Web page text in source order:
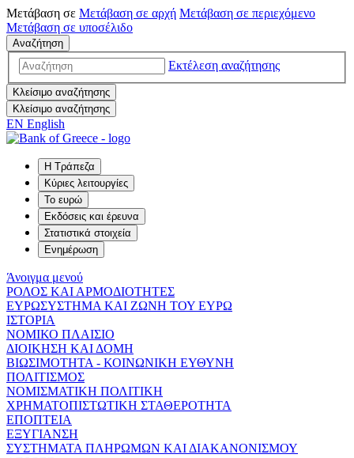
Μετάβαση σε Μετάβαση σε αρχή Μετάβαση σε περιεχόμενο
Μετάβαση σε υποσέλιδο
Αναζήτηση
Εκτέλεση αναζήτησης
Κλείσιμο αναζήτησης
Κλείσιμο αναζήτησης
EN English
Η Τράπεζα
Κύριες λειτουργίες
Το ευρώ
Εκδόσεις και έρευνα
Στατιστικά στοιχεία
Ενημέρωση
Άνοιγμα μενού
ΡΟΛΟΣ ΚΑΙ ΑΡΜΟΔΙΟΤΗΤΕΣ
ΕΥΡΩΣΥΣΤΗΜΑ ΚΑΙ ΖΩΝΗ ΤΟΥ ΕΥΡΩ
ΙΣΤΟΡΙΑ
ΝΟΜΙΚΟ ΠΛΑΙΣΙΟ
ΔΙΟΙΚΗΣΗ ΚΑΙ ΔΟΜΗ
ΒΙΩΣΙΜΟΤΗΤΑ - ΚΟΙΝΩΝΙΚΗ ΕΥΘΥΝΗ
ΠΟΛΙΤΙΣΜΟΣ
ΝΟΜΙΣΜΑΤΙΚΗ ΠΟΛΙΤΙΚΗ
ΧΡΗΜΑΤΟΠΙΣΤΩΤΙΚΗ ΣΤΑΘΕΡΟΤΗΤΑ
ΕΠΟΠΤΕΙΑ
ΕΞΥΓΙΑΝΣΗ
ΣΥΣΤΗΜΑΤΑ ΠΛΗΡΩΜΩΝ ΚΑΙ ΔΙΑΚΑΝΟΝΙΣΜΟΥ